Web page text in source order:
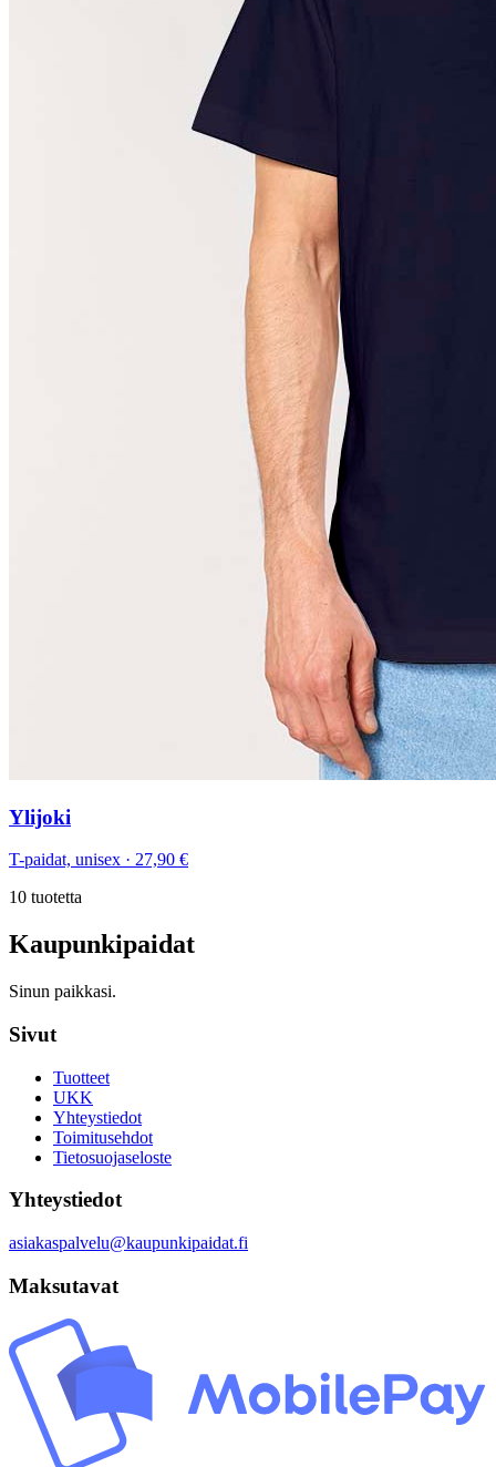
Ylijoki
T-paidat, unisex · 27,90 €
10 tuotetta
Kaupunkipaidat
Sinun paikkasi.
Sivut
Tuotteet
UKK
Yhteystiedot
Toimitusehdot
Tietosuojaseloste
Yhteystiedot
asiakaspalvelu@kaupunkipaidat.fi
Maksutavat